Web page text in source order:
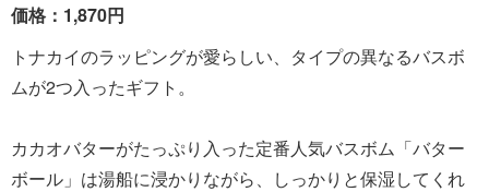
価格：1,870円
トナカイのラッピングが愛らしい、タイプの異なるバスボ
ムが2つ入ったギフト。
カカオバターがたっぷり入った定番人気バスボム「バター
ボール」は湯船に浸かりながら、しっかりと保湿してくれ